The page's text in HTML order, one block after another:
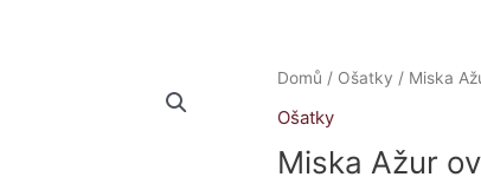
Domů / Ošatky / Miska
Ošatky
Miska Ažur
Miska
Ažur
ovál
množství